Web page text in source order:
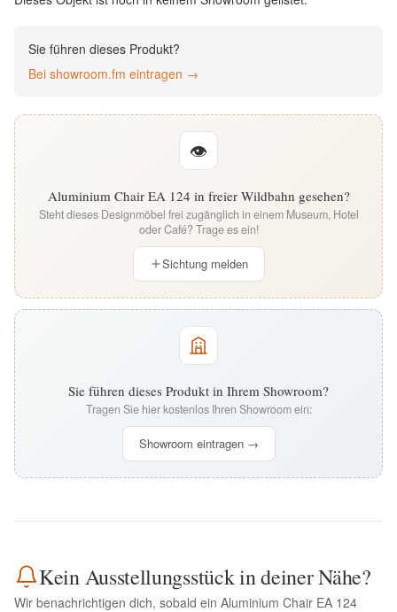
Deutsch
Sie führen dieses Produkt?
Bei showroom.fm eintragen →
👁
Aluminium Chair EA 124 in freier Wildbahn gesehen?
Steht dieses Designmöbel frei zugänglich in einem Museum, Hotel
oder Café? Trage es ein!
Sichtung melden
Sie führen dieses Produkt in Ihrem Showroom?
Tragen Sie hier kostenlos Ihren Showroom ein:
Showroom eintragen →
Kein Ausstellungsstück in deiner Nähe?
Wir benachrichtigen dich, sobald ein Aluminium Chair EA 124